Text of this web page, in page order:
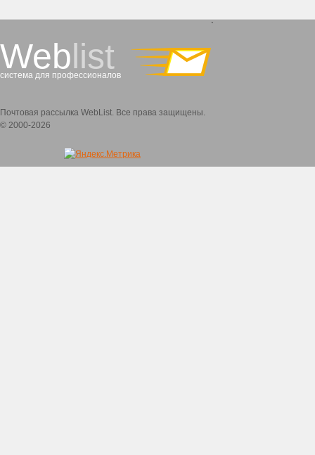
Weblist
система для профессионалов
`
Почтовая рассылка WebList. Все права защищены.
© 2000-2026